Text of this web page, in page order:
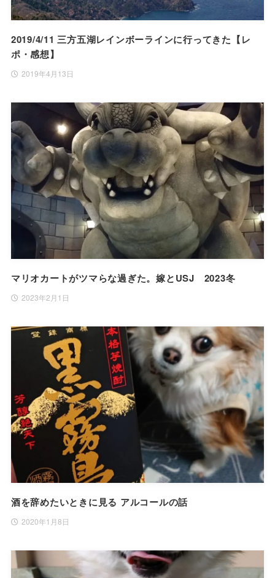
2019/4/11 三方五湖レインボーラインに行ってきた【レ
ポ・感想】
2019年4月13日
マリオカートがツマらな過ぎた。嫁とUSJ 2023冬
2023年2月1日
酒を辞めたいときに見る アルコールの話
2020年1月8日